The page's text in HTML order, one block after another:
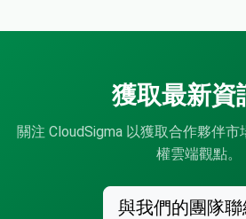
獲取最新資
關注 CloudSigma 以獲取合作夥伴
權雲端觀點。
與我們的團隊聯